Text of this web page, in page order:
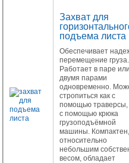
Захват для
подъема листа
Обеспечивает
перемещение груза.
Работает в паре или
двумя парами
одновременно.
стропиться как с
помощью траверсы,
с помощью крюка
грузоподъёмной
машины.
относительно
небольшим
весом, обладает